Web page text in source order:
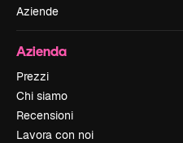
Aziende
Azienda
Prezzi
Chi siamo
Recensioni
Lavora con noi